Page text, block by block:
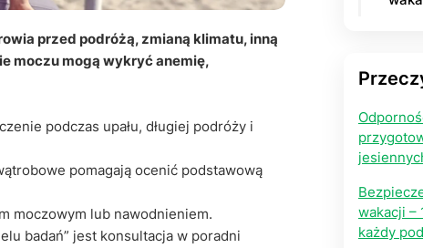
przed podróżą, zmianą klimatu, inną
moczu mogą wykryć anemię,
podczas upału, długiej podróży i
pomagają ocenić podstawową
moczowym lub nawodnieniem.
badań” jest konsultacja w poradni
wakacji –
każdy